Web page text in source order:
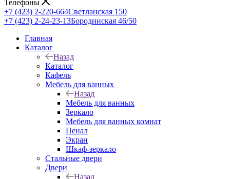
Телефоны
+7 (423) 2-220-664Светланская 150
+7 (423) 2-24-23-13Бородинская 46/50
Главная
Каталог
Назад
Каталог
Кафель
Мебель для ванных
Назад
Мебель для ванных
Зеркало
Мебель для ванных комнат
Пенал
Экран
Шкаф-зеркало
Стальные двери
Двери
Назад